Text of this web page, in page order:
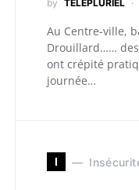
by TELEPLURIEL
Au Centre-ville,
Drouillard…… des
ont crépité
journée…
I